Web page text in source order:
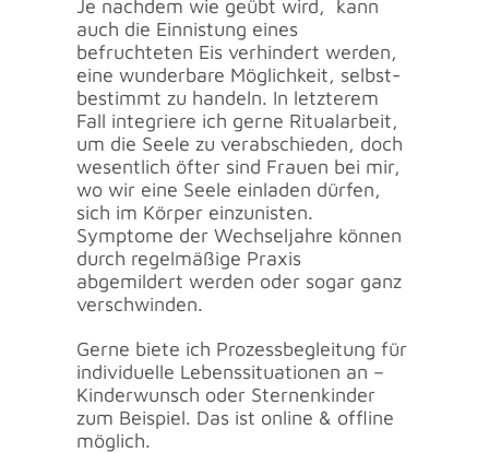
Je nachdem wie geübt wird, kann
auch die Einnistung eines
befruchteten Eis verhindert werden,
eine wunderbare Möglichkeit, selbst-
bestimmt zu handeln. In letzterem
Fall integriere ich gerne Ritualarbeit,
um die Seele zu verabschieden, doch
wesentlich öfter sind Frauen bei mir,
wo wir eine Seele einladen dürfen,
sich im Körper einzunisten.
Symptome der Wechseljahre können
durch regelmäßige Praxis
abgemildert werden oder sogar ganz
verschwinden.
Gerne biete ich Prozessbegleitung für
individuelle Lebenssituationen an –
Kinderwunsch oder Sternenkinder
zum Beispiel. Das ist online & offline
möglich.